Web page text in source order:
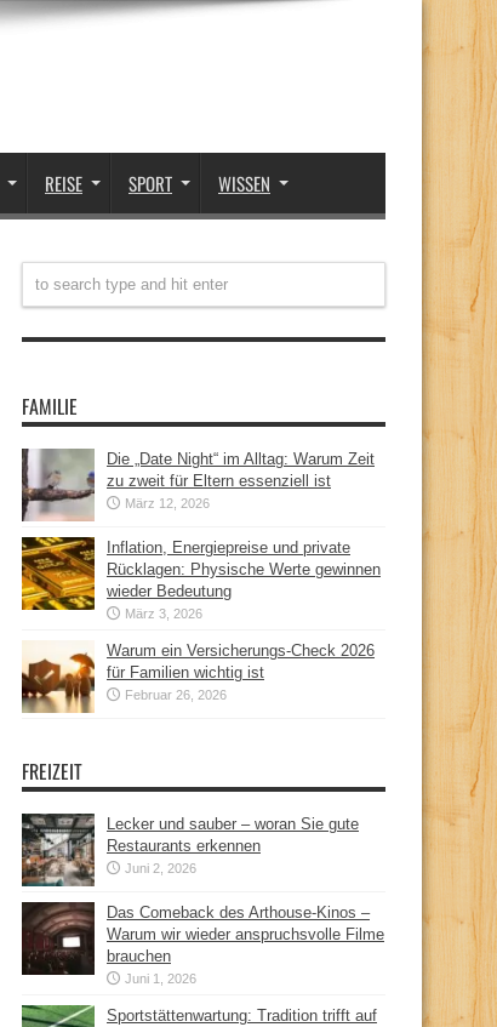
REISE SPORT WISSEN
FAMILIE
Die „Date Night“ im Alltag: Warum Zeit
zu zweit für Eltern essenziell ist
März 12, 2026
Inflation, Energiepreise und private
Rücklagen: Physische Werte gewinnen
wieder Bedeutung
März 3, 2026
Warum ein Versicherungs-Check 2026
für Familien wichtig ist
Februar 26, 2026
FREIZEIT
Lecker und sauber – woran Sie gute
Restaurants erkennen
Juni 2, 2026
Das Comeback des Arthouse-Kinos –
Warum wir wieder anspruchsvolle Filme
brauchen
Juni 1, 2026
Sportstättenwartung: Tradition trifft auf